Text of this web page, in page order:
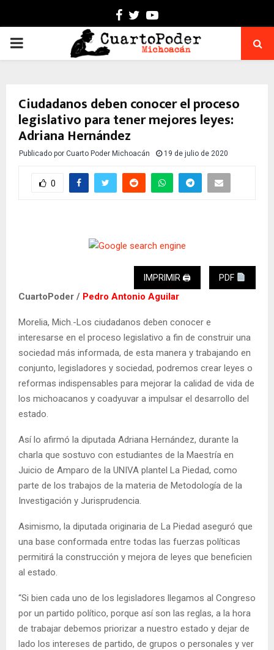
Facebook
TwitterYoutube
PRIMARY
Ciudadanos deben conocer el proceso
legislativo para tener mejores leyes:
Adriana Hernández
Publicado por Cuarto Poder Michoacán 19 de julio de 2020
0
IMPRIMIR 🖨 PDF
CuartoPoder / Pedro Antonio Aguilar
Morelia, Mich.-Los ciudadanos deben conocer e
interesarse en el proceso legislativo a fin de construir una
sociedad más informada, de esta manera y trabajando en
conjunto, legisladores y sociedad, podremos crear leyes o
reformas indispensables para mejorar la calidad de vida de
los michoacanos y coadyuvar a impulsar el desarrollo del
estado.
Así lo afirmó la diputada Adriana Hernández, durante la
charla que sostuvo con estudiantes de la Maestría en
Juicio de Amparo de la UNIVA plantel La Piedad, como
parte de los trabajos de la materia de Metodología de la
Investigación y Jurisprudencia.
Asimismo, la diputada originaria de La Piedad aseguró que
una base conformada entre todas las fuerzas políticas
permitirá la construcción y mejora de leyes que beneficien
al estado.
“Si bien cada uno de los legisladores llegamos al Congreso
por un partido político, porque así son las reglas, a la hora
de trabajar debemos priorizar a nuestro estado y dejar de
lado los intereses de partido, de grupos o personales y ver